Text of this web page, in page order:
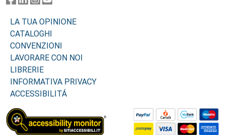
LA TUA OPINIONE
CATALOGHI
CONVENZIONI
LAVORARE CON NOI
LIBRERIE
INFORMATIVA PRIVACY
ACCESSIBILITÁ